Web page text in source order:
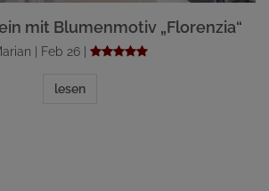
mit Blumenmotiv „Florenzia“
| Feb 26 |
lesen